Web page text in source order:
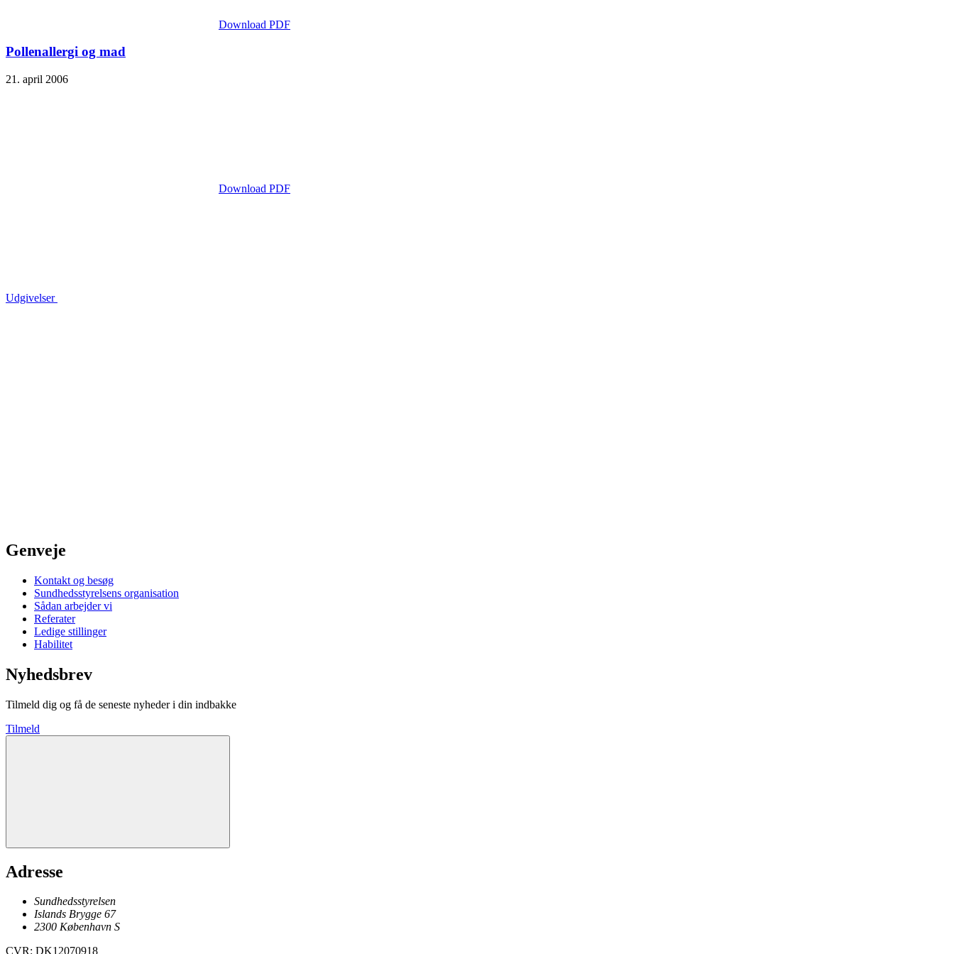
Download PDF
Pollenallergi og mad
21. april 2006
Download PDF
Udgivelser
Genveje
Kontakt og besøg
Sundhedsstyrelsens organisation
Sådan arbejder vi
Referater
Ledige stillinger
Habilitet
Nyhedsbrev
Tilmeld dig og få de seneste nyheder i din indbakke
Tilmeld
Adresse
Sundhedsstyrelsen
Islands Brygge 67
2300 København S
CVR: DK12070918